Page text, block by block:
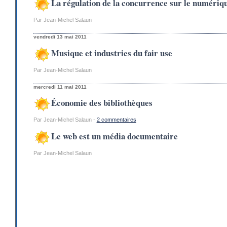
La régulation de la concurrence sur le
Par Jean-Michel Salaun
vendredi 13 mai 2011
Musique et industries du fair use
Par Jean-Michel Salaun
mercredi 11 mai 2011
Économie des bibliothèques
Par Jean-Michel Salaun - 2 commentaires
Le web est un média documentaire
Par Jean-Michel Salaun